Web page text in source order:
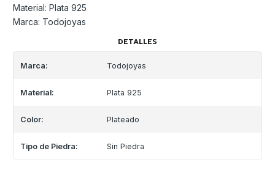
Material: Plata 925
Marca: Todojoyas
DETALLES
Marca: Todojoyas
Material: Plata 925
Color: Plateado
Tipo de Piedra: Sin Piedra